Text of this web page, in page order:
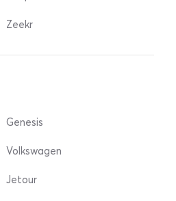
Zeekr
Genesis
Volkswagen
Jetour